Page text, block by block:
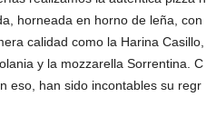
horneada en horno de leña, con
calidad como la Harina Casillo,
y la mozzarella Sorrentina. C
eso, han sido incontables su regr